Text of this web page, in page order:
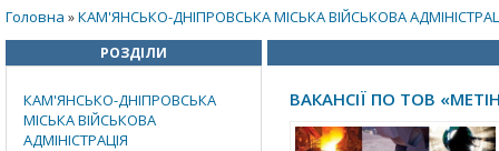
Головна »КАМ'ЯНСЬКО-ДНІПРОВСЬКА МІСЬКА ВІЙСЬКОВА
РОЗДІЛИ
КАМ'ЯНСЬКО-ДНІПРОВСЬКА
МІСЬКА ВІЙСЬКОВА
АДМІНІСТРАЦІЯ
ВАКАНСІЇ ПО ТОВ